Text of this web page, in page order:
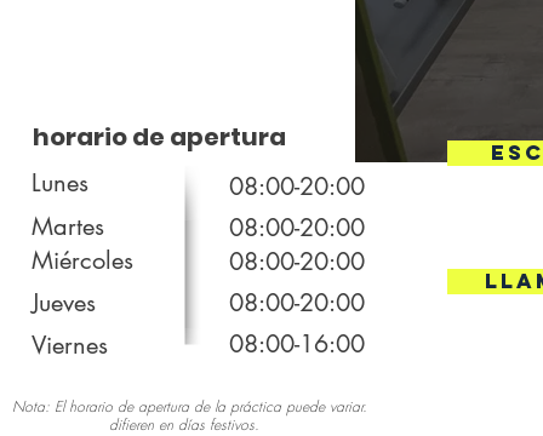
horario de apertura
Lunes
08:00-20:00
Martes
08:00-20:00
Miércoles
08:00-20:00
Jueves
08:00-20:00
Viernes
08:00-16:00
Nota: El horario de apertura de la práctica puede variar.
difieren en días festivos.